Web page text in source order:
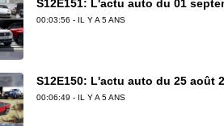
S12E151: L'actu auto du 01
00:03:56 - IL Y A 5 ANS
S12E150: L'actu auto du 25 août
00:06:49 - IL Y A 5 ANS